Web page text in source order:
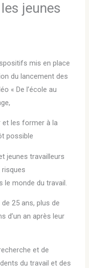
jeunes
mis en place
du lancement des
« De l’école au
et les former à la
possible
jeunes travailleurs
le monde du travail.
25 ans, plus de
d’un an après leur
et de
du travail et des